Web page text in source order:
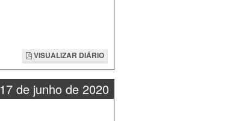
VISUALIZAR DIÁRIO
17 de junho de 2020